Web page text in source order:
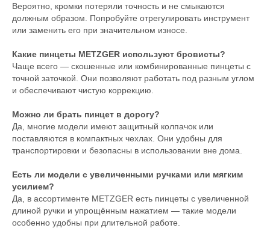
Вероятно, кромки потеряли точность и не смыкаются
должным образом. Попробуйте отрегулировать инструмент
или заменить его при значительном износе.
Какие пинцеты METZGER используют бровисты?
Чаще всего — скошенные или комбинированные пинцеты с
точной заточкой. Они позволяют работать под разным углом
и обеспечивают чистую коррекцию.
Можно ли брать пинцет в дорогу?
Да, многие модели имеют защитный колпачок или
поставляются в компактных чехлах. Они удобны для
транспортировки и безопасны в использовании вне дома.
Есть ли модели с увеличенными ручками или мягким
усилием?
Да, в ассортименте METZGER есть пинцеты с увеличенной
длиной ручки и упрощённым нажатием — такие модели
особенно удобны при длительной работе.